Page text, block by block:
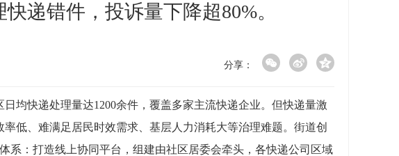
递错件，投诉量下降超80%。
分享：
日均快递处理量达1200余件，覆盖多家主流快递企业。但快递量激
低、难满足居民时效需求、基层人力消耗大等治理难题。 街道创
系：打造线上协同平台 ， 组建由社区居委会牵头，各快递公司区域